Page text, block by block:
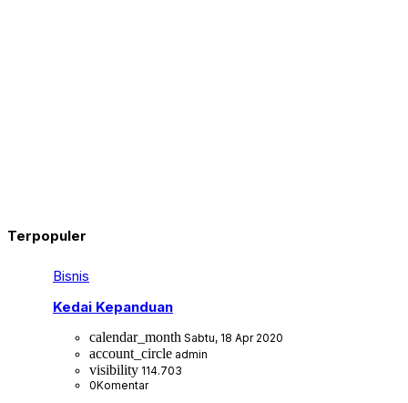
Terpopuler
Bisnis
Kedai Kepanduan
calendar_month Sabtu, 18 Apr 2020
account_circle admin
visibility 114.703
0Komentar